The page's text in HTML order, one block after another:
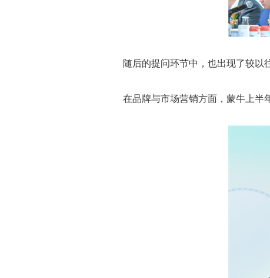
随后的提问环节中，也出现了较以
在品牌与市场营销方面，蒙牛上半